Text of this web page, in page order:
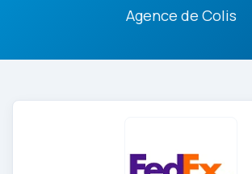
Agence de Colis